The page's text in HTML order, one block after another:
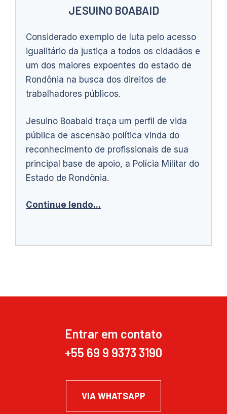
JESUINO BOABAID
Considerado exemplo de luta pelo acesso
igualitário da justiça a todos os cidadãos e
um dos maiores expoentes do estado de
Rondônia na busca dos direitos de
trabalhadores públicos.
Jesuino Boabaid traça um perfil de vida
pública de ascensão política vinda do
reconhecimento de profissionais de sua
principal base de apoio, a Polícia Militar do
Estado de Rondônia.
Continue lendo...
Entrar em contato
+55 69 9 9373 3190
VIA WHATSAPP